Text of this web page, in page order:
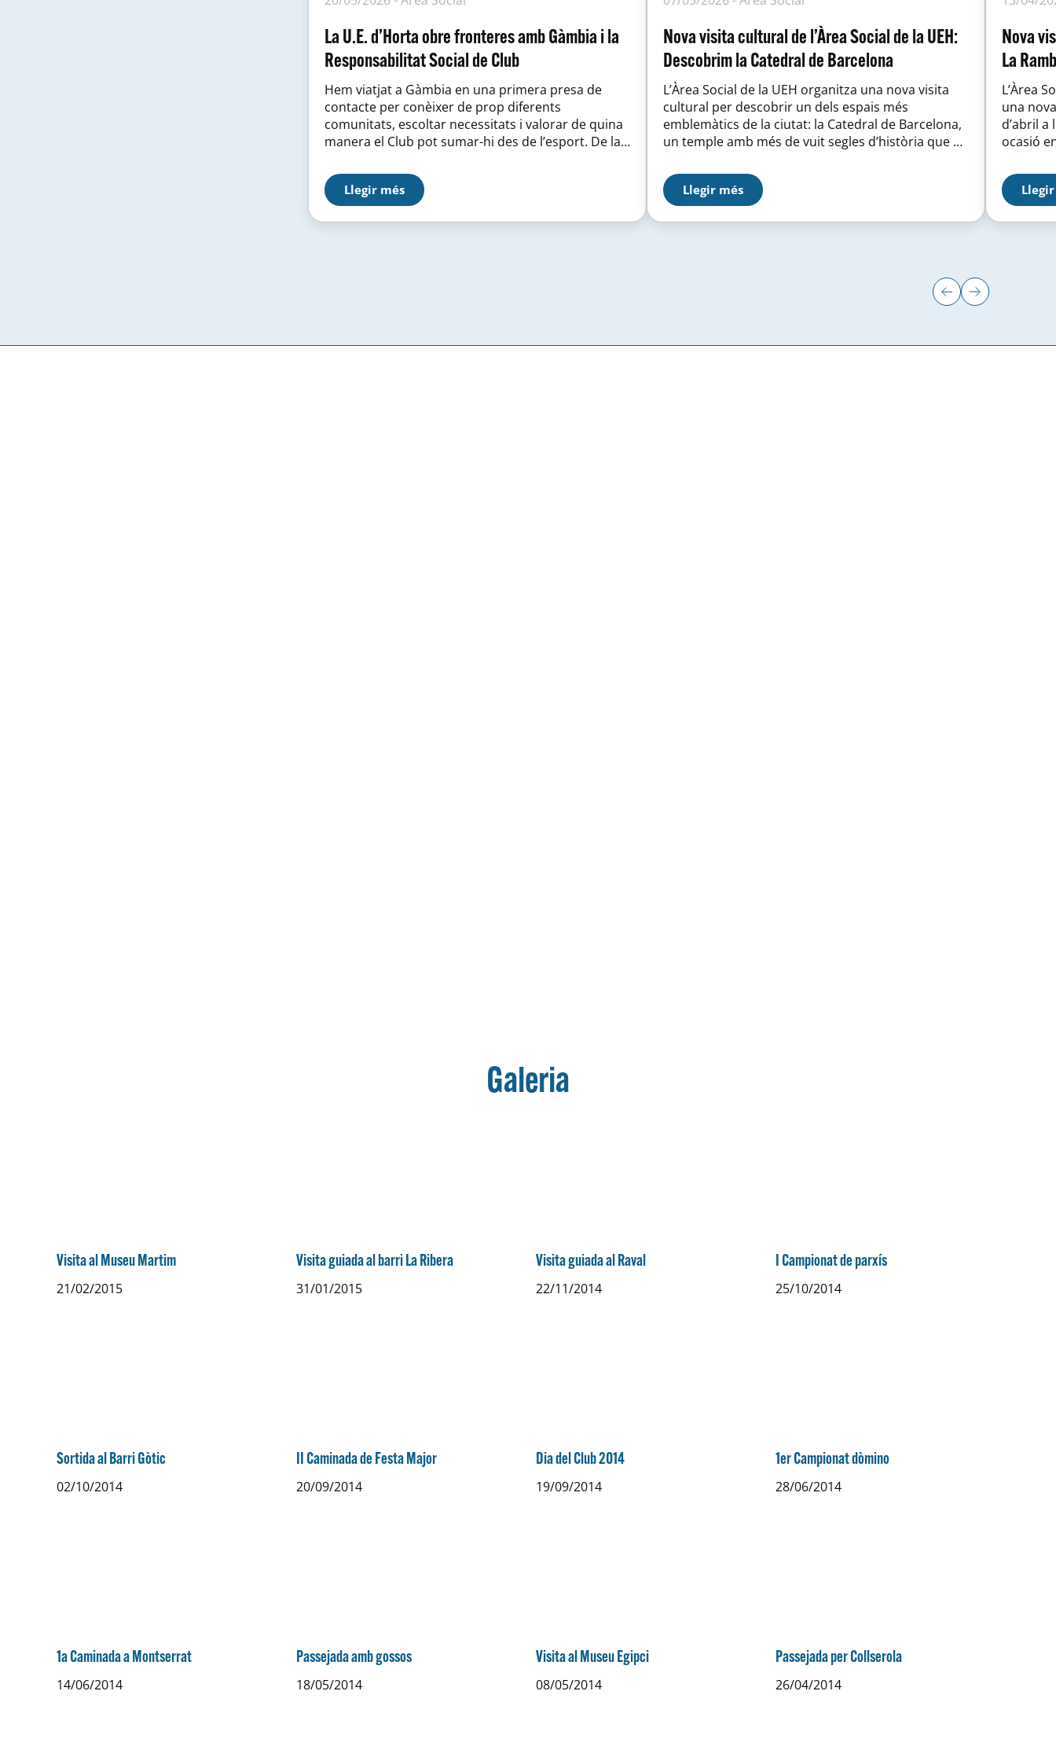
La U.E. d’Horta obre fronteres amb Gàmbia i la
Responsabilitat Social de Club
Hem viatjat a Gàmbia en una primera presa de
contacte per conèixer de prop diferents
comunitats, escoltar necessitats i valorar de quina
manera el Club pot sumar-hi des de l’esport. De la
amb l’acompanyament institucional de la
representant diplomàtica espanyola a Gàmbia,
Violeta Insa Sandoval, i...
Llegir més
Nova visita cultural de l’Àrea Social de la UEH:
Descobrim la Catedral de Barcelona
L’Àrea Social de la UEH organitza una nova visita
cultural per descobrir un dels espais més
emblemàtics de la ciutat: la Catedral de Barcelona,
un temple amb més de vuit segles d’història que ha
dels segles. Durant aquesta activitat, els
participants accediran a l’interior de la Catedral...
Llegir més
Nova
La
L’Àrea
una
d’abril
ocasió
hores i
Galeria
Visita al Museu Martim
21/02/2015
Visita guiada al barri La Ribera
31/01/2015
Visita guiada al Raval
22/11/2014
I Campionat de parxís
25/10/2014
Sortida al Barri Gòtic
02/10/2014
II Caminada de Festa Major
20/09/2014
Dia del Club 2014
19/09/2014
1er Campionat dòmino
28/06/2014
1a Caminada a Montserrat
14/06/2014
Passejada amb gossos
18/05/2014
Visita al Museu Egipci
08/05/2014
Passejada per Collserola
26/04/2014